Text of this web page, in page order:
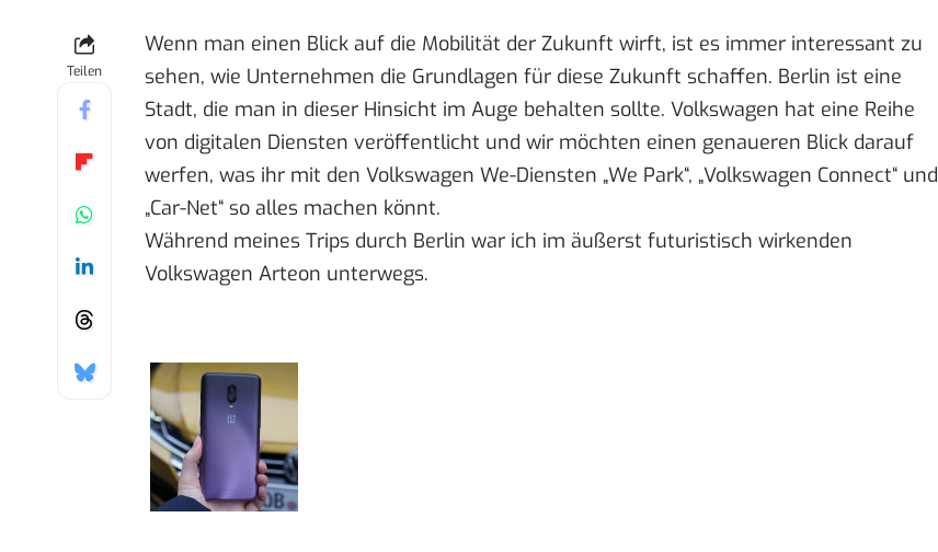
Teilen
Wenn man einen Blick auf die Mobilität der Zukunft wirft, ist es immer interessant zu
sehen, wie Unternehmen die Grundlagen für diese Zukunft schaffen. Berlin ist eine
Stadt, die man in dieser Hinsicht im Auge behalten sollte. Volkswagen hat eine Reihe
von digitalen Diensten veröffentlicht und wir möchten einen genaueren Blick darauf
werfen, was ihr mit den Volkswagen We-Diensten „We Park“, „Volkswagen Connect“ und
„Car-Net“ so alles machen könnt.
Während meines Trips durch Berlin war ich im äußerst futuristisch wirkenden
Volkswagen Arteon unterwegs.